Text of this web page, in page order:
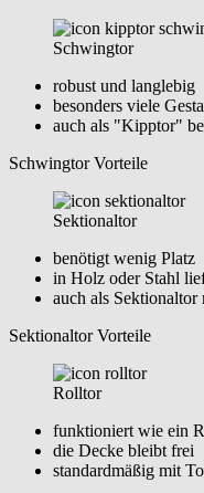
Schwingtor
robust und langlebig
besonders viele
auch als "Kipptor"
Schwingtor Vorteile
Sektionaltor
benötigt wenig Platz
in Holz oder Stahl
auch als Sektionaltor
Sektionaltor Vorteile
Rolltor
funktioniert wie ein
die Decke bleibt frei
standardmäßig mit